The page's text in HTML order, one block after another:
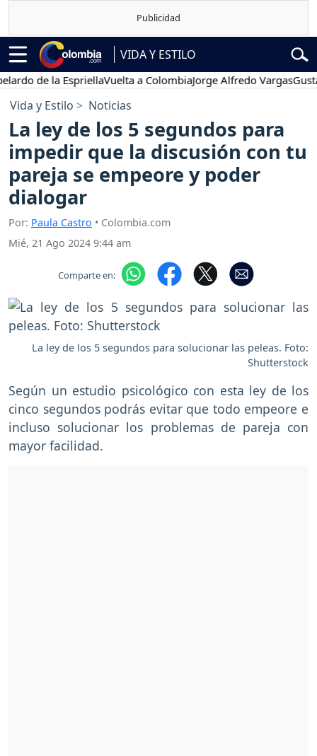
VIDA Y ESTILO
de la EspriellaVuelta a ColombiaJorge Alfredo VargasGustavo
Vida y Estilo Noticias
La ley de los 5 segundos para
impedir que la discusión con tu
pareja se empeore y poder
dialogar
Por: Paula Castro • Colombia.com
Mié, 21 Ago 2024 9:44 am
Comparte en:
La ley de los 5 segundos para solucionar las peleas. Foto:
Shutterstock
Según un estudio psicológico con esta ley de los
cinco segundos podrás evitar que todo empeore e
incluso solucionar los problemas de pareja con
mayor facilidad.